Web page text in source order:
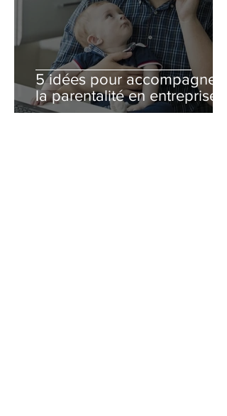
5 idées pour accompagner
la parentalité en entreprise